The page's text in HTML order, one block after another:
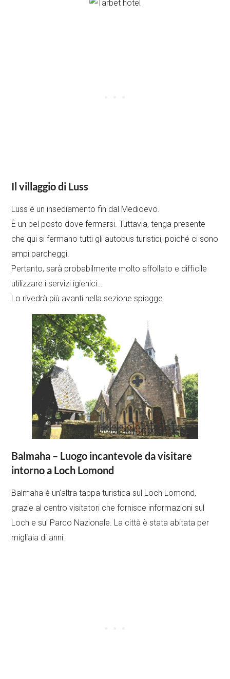
Il villaggio di Luss
Luss è un insediamento fin dal Medioevo.
È un bel posto dove fermarsi. Tuttavia, tenga presente
che qui si fermano tutti gli autobus turistici, poiché ci sono
ampi parcheggi.
Pertanto, sarà probabilmente molto affollato e difficile
utilizzare i servizi igienici…
Lo rivedrà più avanti nella sezione spiagge.
Balmaha – Luogo incantevole da visitare
intorno a Loch Lomond
Balmaha è un’altra tappa turistica sul Loch Lomond,
grazie al centro visitatori che fornisce informazioni sul
Loch e sul Parco Nazionale. La città è stata abitata per
migliaia di anni.